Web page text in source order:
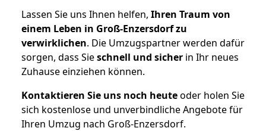
Lassen Sie uns Ihnen helfen, Ihren Traum von
einem Leben in Groß-Enzersdorf zu
verwirklichen. Die Umzugspartner werden dafür
sorgen, dass Sieschnell und sicher in Ihr neues
Zuhause einziehen können.
Kontaktieren Sie uns noch heuteoder holen Sie
sich kostenlose und unverbindliche Angebote für
Ihren Umzug nach Groß-Enzersdorf.